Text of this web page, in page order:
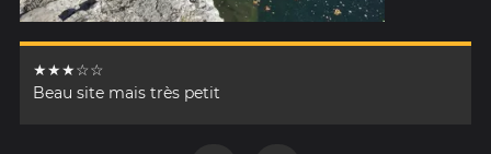
★★★☆☆
Beau site mais très petit